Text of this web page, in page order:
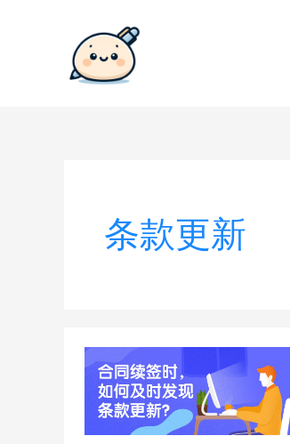
条款更新
合